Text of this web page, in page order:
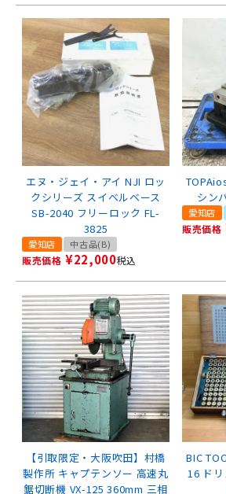
エヌ・ジェイ・アイ NJI ロッ
クシリーズ スイベルベース
SB-2040 フリーロック FL-
3825
愛知店 中古品(B)
販売価格 ¥22,000税込
シン
愛知店
販売価格
【引取限定・大阪吹田】村橋
製作所 キャプテンソー 高速丸
鋸切断機 VX-125 360mm 三相
BIC
16 ド